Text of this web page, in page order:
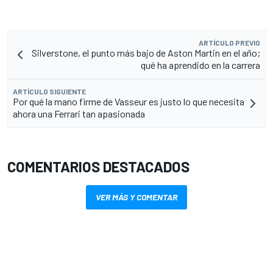
ARTÍCULO PREVIO
Silverstone, el punto más bajo de Aston Martin en el año;
qué ha aprendido en la carrera
ARTÍCULO SIGUIENTE
Por qué la mano firme de Vasseur es justo lo que necesita
ahora una Ferrari tan apasionada
COMENTARIOS DESTACADOS
VER MÁS Y COMENTAR